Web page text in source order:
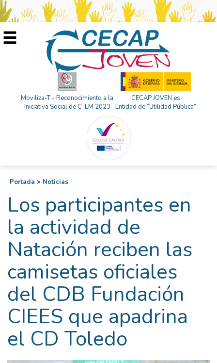
Moviliza-T - Reconocimiento a la
Iniciativa Social de C-LM 2023
CECAP JOVEN es
Entidad de “Utilidad Pública”
Portada > Noticias
Los participantes en
la actividad de
Natación reciben las
camisetas oficiales
del CDB Fundación
CIEES que apadrina
el CD Toledo